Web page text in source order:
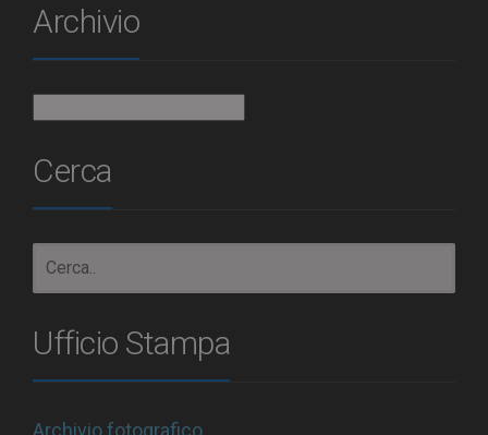
Archivio
Cerca
Ufficio Stampa
Archivio fotografico